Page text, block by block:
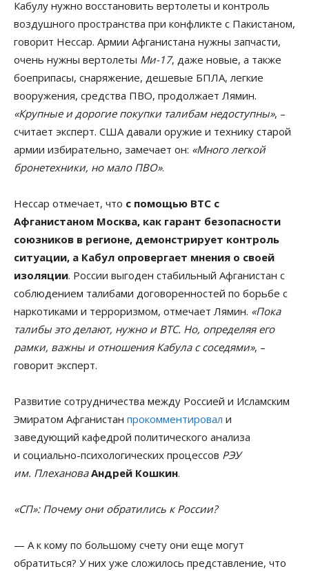
Кабулу нужно восстановить вертолеты и контроль
воздушного пространства при конфликте с Пакистаном,
говорит Нессар. Армии Афганистана нужны запчасти,
очень нужны вертолеты Ми-17, даже новые, а также
боеприпасы, снаряжение, дешевые БПЛА, легкие
вооружения, средства ПВО, продолжает Лямин.
«Крупные и дорогие покупки талибам недоступны», –
считает эксперт. США давали оружие и технику старой
армии избирательно, замечает он: «Много легкой
бронетехники, но мало ПВО».
Нессар отмечает, что с помощью ВТС с
Афганистаном Москва, как гарант безопасности
союзников в регионе, демонстрирует контроль
ситуации, а Кабул опровергает мнения о своей
изоляции. России выгоден стабильный Афганистан с
соблюдением талибами договоренностей по борьбе с
наркотиками и терроризмом, отмечает Лямин. «Пока
талибы это делают, нужно и ВТС. Но, определяя его
рамки, важны и отношения Кабула с соседями», –
говорит эксперт.
Развитие сотрудничества между Россией и Исламским
Эмиратом Афганистан прокомментировал и
заведующий кафедрой политического анализа
и социально-психологических процессов РЭУ
им. ПлехановаАндрей Кошкин.
«СП»: Почему они обратились к России?
— А к кому по большому счету они еще могут
обратиться? У них уже сложилось представление, что